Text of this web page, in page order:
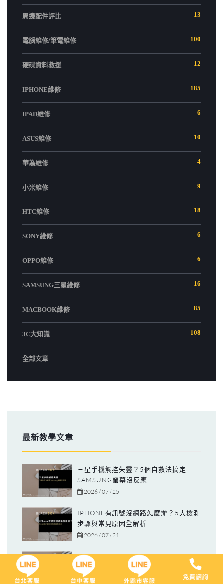
周邊配件評比 13
電腦維修/筆電維修 100
硬碟資料救援 12
IPHONE維修 185
IPAD維修 6
ASUS維修 10
華為維修 4
小米維修 9
HTC維修 18
SONY維修 6
OPPO維修 6
SAMSUNG三星維修 16
MACBOOK維修 85
3C大知識 108
全部文章
最新教學文章
三星手機觸控失靈？5個自救法搞定
SAMSUNG螢幕沒反應
2026 / 07 / 25
IPHONE有訊號沒網路怎麼辦？5大檢測
步驟與常見原因全解析
2026 / 07 / 21
ASUS筆電一鍵還原與華碩筆電還原攻
略：4種重設、失敗救援指南
2026 / 07 / 21